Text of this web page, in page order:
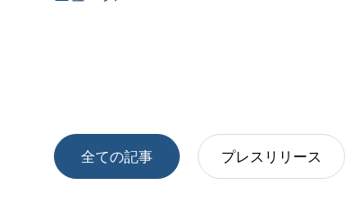
全ての記事 プレスリリース